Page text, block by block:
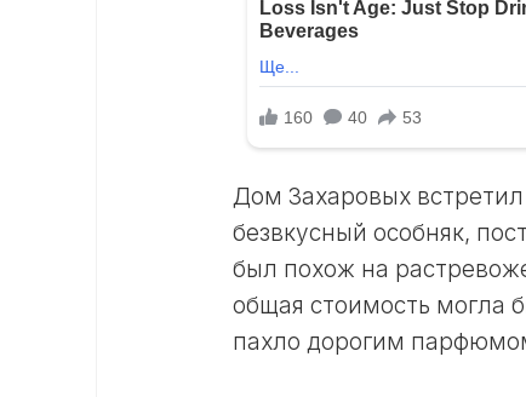
Дом Захаровых
безвкусный особняк,
был похож на
общая стоимость могла
пахло дорогим